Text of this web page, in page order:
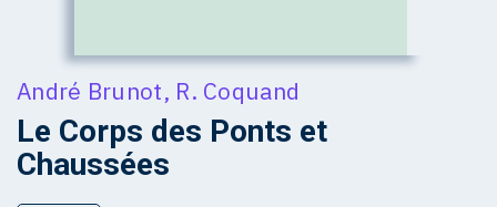
André Brunot, R. Coquand
Le Corps des Ponts et
Chaussées